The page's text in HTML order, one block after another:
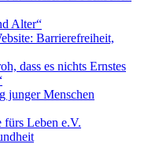
Alter“
Barrierefreiheit,
dass es nichts Ernstes
junger Menschen
fürs Leben e.V.